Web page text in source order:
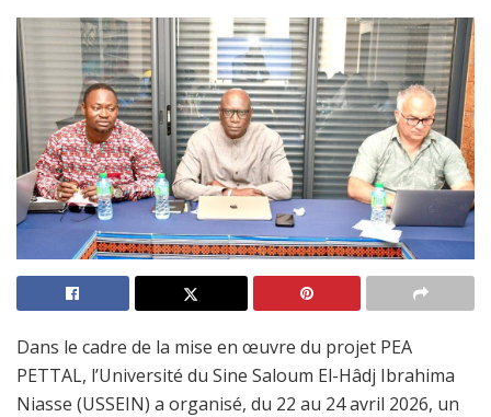
Dans le cadre de la mise en œuvre du projet PEA
PETTAL, l’Université du Sine Saloum El-Hâdj Ibrahima
Niasse (USSEIN) a organisé, du 22 au 24 avril 2026, un